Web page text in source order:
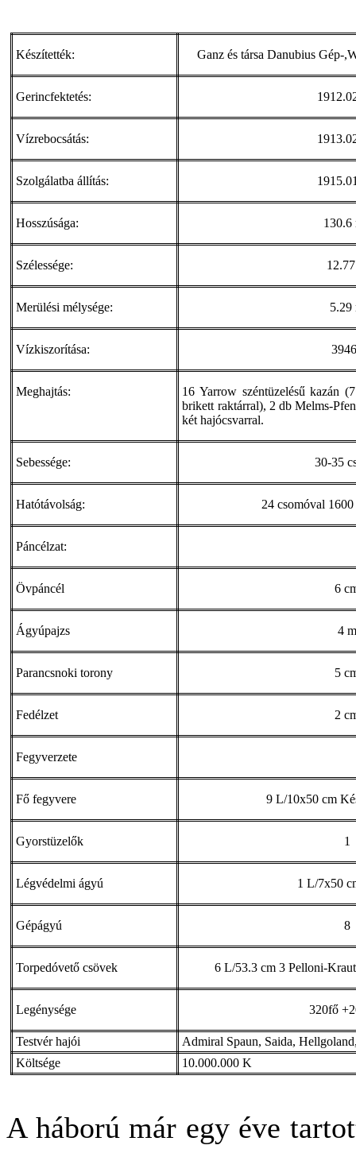
Készítették: Ganz és társa Danubius Gép-
Gerincfektetés:
Vízrebocsátás:
Szolgálatba állítás:
Hosszúsága: 130.6
Szélessége:
Merülési mélysége: 5.29
Vízkiszorítása:
Meghajtás:
16 Yarrow széntüzelésű kazán
brikett raktárral), 2 db Melms-
két hajócsvarral.
Sebessége: 30-35
Hatótávolság: 24 csomóval
Páncélzat:
Övpáncél 6
Ágyúpajzs 4 m
Parancsnoki torony 5
Fedélzet 2
Fegyverzete
Fő fegyvere 9 L/10x50 cm
Gyorstüzelők 1
Légvédelmi ágyú 1 L/7x50
Gépágyú 8
Torpedóvető csövek 6 L/53.3 cm 3 Pelloni-
Legénysége 320fő
Testvér hajói
Admiral Spaun, Saida,
Költsége
10.000.000 K
A háború már egy éve